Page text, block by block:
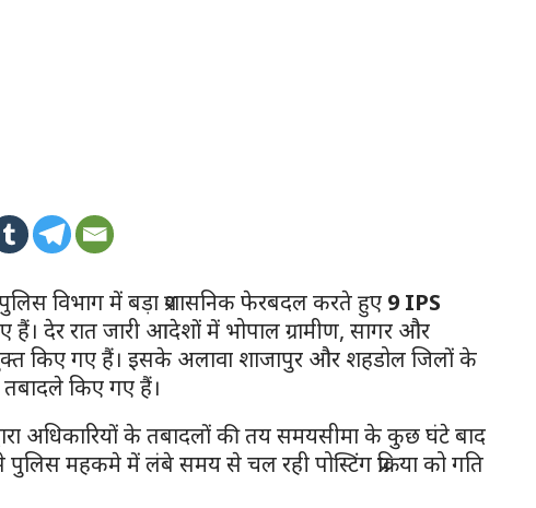
पुलिस विभाग में बड़ा प्रशासनिक फेरबदल करते हुए 9 IPS
हैं। देर रात जारी आदेशों में भोपाल ग्रामीण, सागर और
किए गए हैं। इसके अलावा शाजापुर और शहडोल जिलों के
किए गए हैं।
अधिकारियों के तबादलों की तय समयसीमा के कुछ घंटे बाद
महकमे में लंबे समय से चल रही पोस्टिंग प्रक्रिया को गति